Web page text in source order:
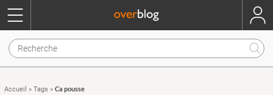
Accueil » Tags » Ca pousse